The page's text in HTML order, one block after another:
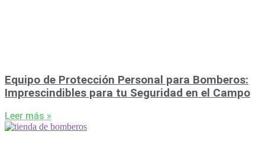
Equipo de Protección Personal para Bomberos:
Imprescindibles para tu Seguridad en el Campo
Leer más »